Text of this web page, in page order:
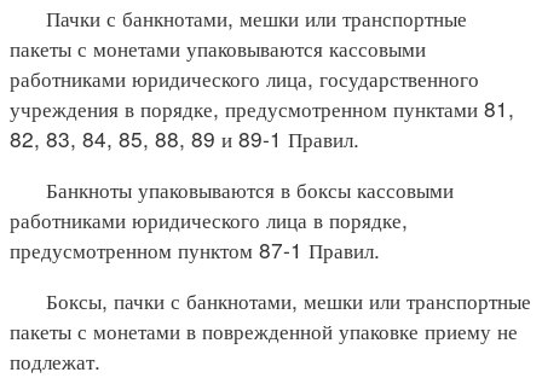
Пачки с банкнотами, мешки или транспортные
пакеты с монетами упаковываются кассовыми
работниками юридического лица, государственного
учреждения в порядке, предусмотренном пунктами 81,
82, 83, 84, 85, 88, 89 и 89-1 Правил.
Банкноты упаковываются в боксы кассовыми
работниками юридического лица в порядке,
предусмотренном пунктом 87-1 Правил.
Боксы, пачки с банкнотами, мешки или транспортные
пакеты с монетами в поврежденной упаковке приему не
подлежат.